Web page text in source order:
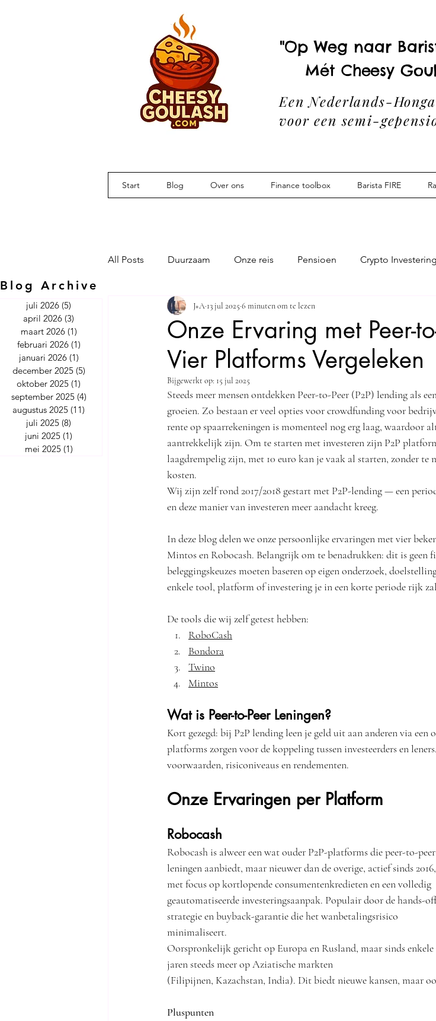
"Op Weg naar
Mét Cheesy
Een Nederlands-
voor een semi-
Start Blog Over ons Finance toolbox Barista FIRE
Blog Archive
juli 2026 (5)
april 2026 (3)
maart 2026 (1)
februari 2026 (1)
januari 2026 (1)
december 2025 (5)
oktober 2025 (1)
september 2025 (4)
augustus 2025 (11)
juli 2025 (8)
juni 2025 (1)
mei 2025 (1)
All Posts Duurzaam Onze reis Pensioen Crypto
Barista Fire NL Geld&Gedrag Tools
Onze Ervaring met Peer-
Vier Platforms Vergeleken
J+A 13 jul 2025 6 minuten om te lezen
Bijgewerkt op: 15 jul 2025
Steeds meer mensen ontdekken Peer-to-Peer (P2P) lending als
groeien. Zo bestaan er veel opties voor crowdfunding voor
rente op spaarrekeningen is momenteel nog erg laag, waardoor
aantrekkelijk zijn. Om te starten met investeren zijn P2P
laagdrempelig zijn, met 10 euro kan je vaak al starten, zonder te
kosten.
Wij zijn zelf rond 2017/2018 gestart met P2P-lending — een
en deze manier van investeren meer aandacht kreeg.
In deze blog delen we onze persoonlijke ervaringen met vier
Mintos en Robocash. Belangrijk om te benadrukken: dit is geen
beleggingskeuzes moeten baseren op eigen onderzoek,
enkele tool, platform of investering je in een korte periode rijk
De tools die wij zelf getest hebben:
RoboCash
Bondora
Twino
Mintos
Wat is Peer-to-Peer Leningen?
Kort gezegd: bij P2P lending leen je geld uit aan anderen via
platforms zorgen voor de koppeling tussen investeerders en
voorwaarden, risiconiveaus en rendementen.
Onze Ervaringen per Platform
Robocash
Robocash is alweer een wat ouder P2P-platforms die peer-to-peer
leningen aanbiedt, maar nieuwer dan de overige, actief sinds 2016,
met focus op kortlopende consumentenkredieten en een volledig
geautomatiseerde investeringsaanpak. Populair door de hands-
strategie en buyback-garantie die het wanbetalingsrisico
minimaliseert.
Oorspronkelijk gericht op Europa en Rusland, maar sinds enkele
jaren steeds meer op Aziatische markten
(Filipijnen, Kazachstan, India). Dit biedt nieuwe kansen, maar
Pluspunten